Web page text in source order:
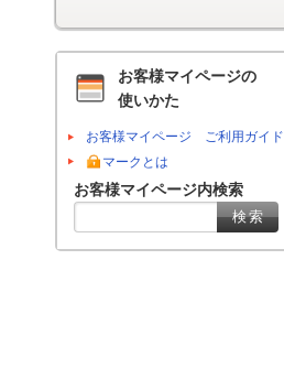
お客様マイページの
使いかた
お客様マイページ ご利用ガイド
マークとは
お客様マイページ内検索